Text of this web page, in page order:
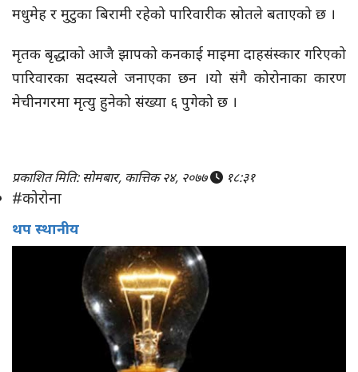
मधुमेह र मुटुका बिरामी रहेको पारिवारीक स्रोतले बताएको छ ।
मृतक बृद्धाको आजै झापको कनकाई माइमा दाहसंस्कार गरिएको
पारिवारका सदस्यले जनाएका छन ।यो संगै कोरोनाका कारण
मेचीनगरमा मृत्यु हुनेको संख्या ६ पुगेको छ ।
प्रकाशित मिति: सोमबार, कात्तिक २४, २०७७ १८:३१
#कोरोना
थप स्थानीय